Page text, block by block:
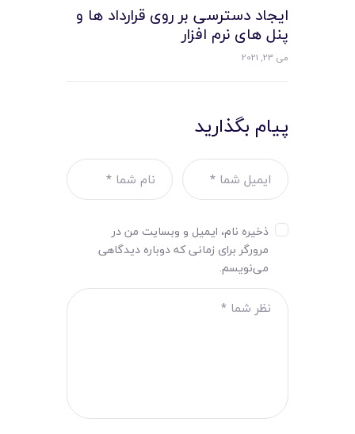
ایجاد دسترسی بر روی قرارداد ها و
پنل های نرم افزار
می 23, 2021
پیام بگذارید
ذخیره نام، ایمیل و وبسایت من در
مرورگر برای زمانی که دوباره دیدگاهی
می‌نویسم.